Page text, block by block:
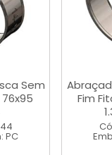
Sem
PC
Fim